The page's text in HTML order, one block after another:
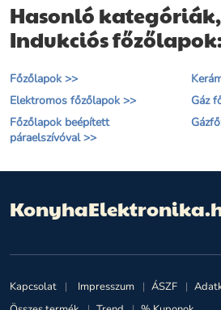
Hasonló
Indukciós
Főzőlapok >>
Elektromos főzőlapok >>
Gáz
Főzőlapok beépített
páraelszívóval >>
Kapcsolat Impresszum ÁSZF